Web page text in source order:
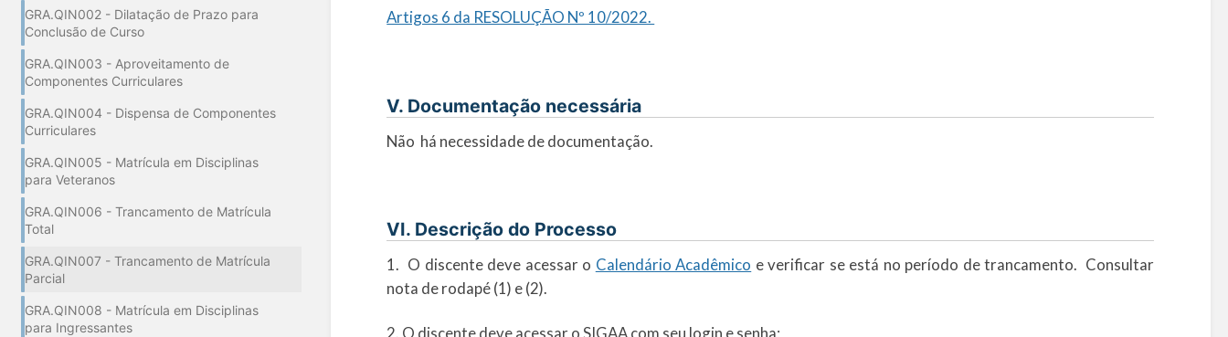
GRA.QIN002 - Dilatação de Prazo para
Conclusão de Curso
GRA.QIN003 - Aproveitamento de
Componentes Curriculares
GRA.QIN004 - Dispensa de Componentes
Curriculares
GRA.QIN005 - Matrícula em Disciplinas
para Veteranos
GRA.QIN006 - Trancamento de Matrícula
Total
GRA.QIN007 - Trancamento de Matrícula
Parcial
GRA.QIN008 - Matrícula em Disciplinas
para Ingressantes
Artigos 6 da RESOLUÇÃO Nº 10/2022.
V. Documentação necessária
Não há necessidade de documentação.
VI. Descrição do Processo
1. O discente deve acessar o Calendário Acadêmico e verificar se está no período de trancamento. Consultar
nota de rodapé (1) e (2).
2. O discente deve acessar o SIGAA com seu login e senha;